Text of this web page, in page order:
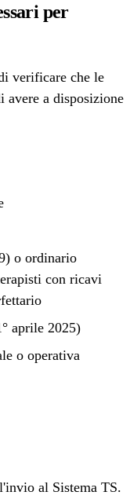
per
verificare che le
avere a disposizione
o ordinario
con ricavi
aprile 2025)
o operativa
al Sistema TS.